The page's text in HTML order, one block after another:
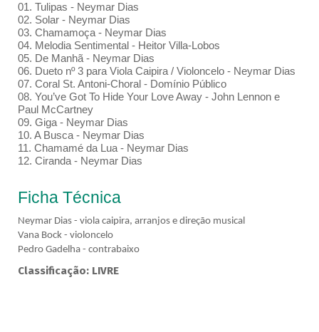
01. Tulipas - Neymar Dias
02. Solar - Neymar Dias
03. Chamamoça - Neymar Dias
04. Melodia Sentimental - Heitor Villa-Lobos
05. De Manhã - Neymar Dias
06. Dueto nº 3 para Viola Caipira / Violoncelo - Neymar Dias
07. Coral St. Antoni-Choral - Domínio Público
08. You’ve Got To Hide Your Love Away - John Lennon e
Paul McCartney
09. Giga - Neymar Dias
10. A Busca - Neymar Dias
11. Chamamé da Lua - Neymar Dias
12. Ciranda - Neymar Dias
Ficha Técnica
Neymar Dias - viola caipira, arranjos e direção musical
Vana Bock - violoncelo
Pedro Gadelha - contrabaixo
Classificação: LIVRE